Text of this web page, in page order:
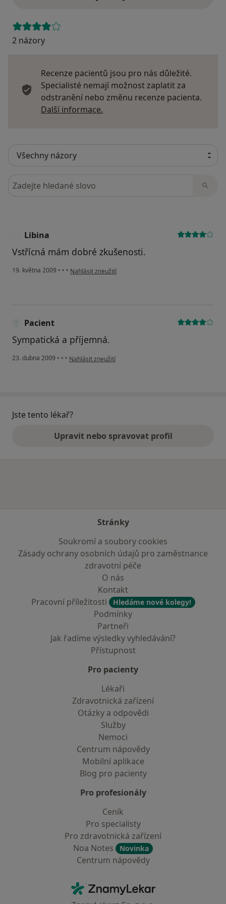
2 názory
Recenze pacientů jsou pro nás důležité.
Specialisté nemají možnost zaplatit za
odstranění nebo změnu recenze pacienta.
Další informace.
Hledejte v názorech
Libina
Vstřícná mám dobré zkušenosti.
19. května 2009 • • • podle názoru uživatele Libina
Nahlásit zneužití
Pacient
Sympatická a příjemná.
23. dubna 2009 • • • podle názoru uživatele Pacient
Nahlásit zneužití
Jste tento lékař?
Upravit nebo spravovat profil
Stránky
Soukromí a soubory cookies
Zásady ochrany osobních údajů pro zaměstnance
zdravotní péče
O nás
Kontakt
Pracovní příležitosti
Hledáme nové kolegy!
Podmínky
Partneři
Jak řadíme výsledky vyhledávání?
Přístupnost
Pro pacienty
Lékaři
Zdravotnická zařízení
Otázky a odpovědi
Služby
Nemoci
Centrum nápovědy
Mobilní aplikace
Blog pro pacienty
Pro profesionály
Ceník
Pro specialisty
Pro zdravotnická zařízení
Noa Notes
Novinka
Centrum nápovědy
ZnamyLekar - Hlavní stránka